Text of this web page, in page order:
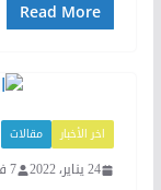
Read More
اخر الأخبار مقالات
24 يناير، 2022 7 فنون